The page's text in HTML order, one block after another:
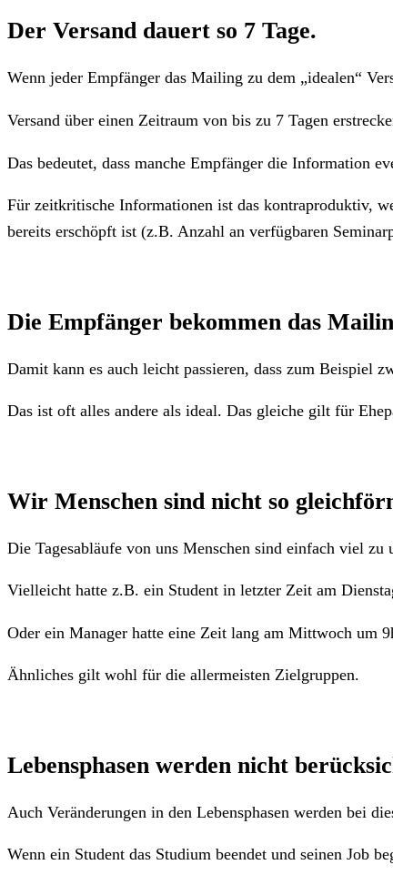
Der Versand dauert so 7 Tage.
Wenn jeder Empfänger das Mailing zu dem „idealen“
Versand über einen Zeitraum von bis zu 7 Tagen
Das bedeutet, dass manche Empfänger die Information
Für zeitkritische Informationen ist das kontraproduktiv,
bereits erschöpft ist (z.B. Anzahl an verfügbaren
Die Empfänger bekommen das
Damit kann es auch leicht passieren, dass zum Beispiel
Das ist oft alles andere als ideal. Das gleiche gilt für
Wir Menschen sind nicht so
Die Tagesabläufe von uns Menschen sind einfach viel
Vielleicht hatte z.B. ein Student in letzter Zeit am
Oder ein Manager hatte eine Zeit lang am Mittwoch um
Ähnliches gilt wohl für die allermeisten Zielgruppen.
Lebensphasen werden nicht
Auch Veränderungen in den Lebensphasen werden bei
Wenn ein Student das Studium beendet und seinen Job